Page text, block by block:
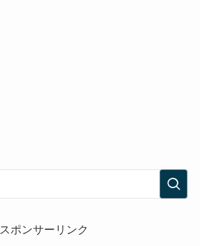
スポンサーリンク